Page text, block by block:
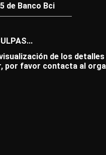
de Banco Bci
de los
por favor contacta al